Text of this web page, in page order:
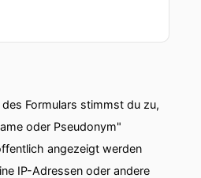
Formulars stimmst du zu,
oder Pseudonym"
angezeigt werden
IP-Adressen oder andere